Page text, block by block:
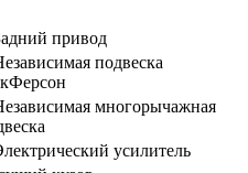
привод
подвеска
многорычажная
усилитель